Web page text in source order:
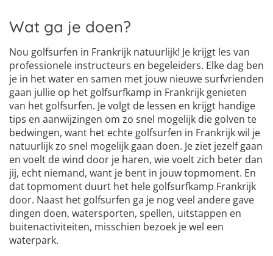
Wat ga je doen?
Nou golfsurfen in Frankrijk natuurlijk! Je krijgt les van
professionele instructeurs en begeleiders. Elke dag ben
je in het water en samen met jouw nieuwe surfvrienden
gaan jullie op het golfsurfkamp in Frankrijk genieten
van het golfsurfen. Je volgt de lessen en krijgt handige
tips en aanwijzingen om zo snel mogelijk die golven te
bedwingen, want het echte golfsurfen in Frankrijk wil je
natuurlijk zo snel mogelijk gaan doen. Je ziet jezelf gaan
en voelt de wind door je haren, wie voelt zich beter dan
jij, echt niemand, want je bent in jouw topmoment. En
dat topmoment duurt het hele golfsurfkamp Frankrijk
door. Naast het golfsurfen ga je nog veel andere gave
dingen doen, watersporten, spellen, uitstappen en
buitenactiviteiten, misschien bezoek je wel een
waterpark.